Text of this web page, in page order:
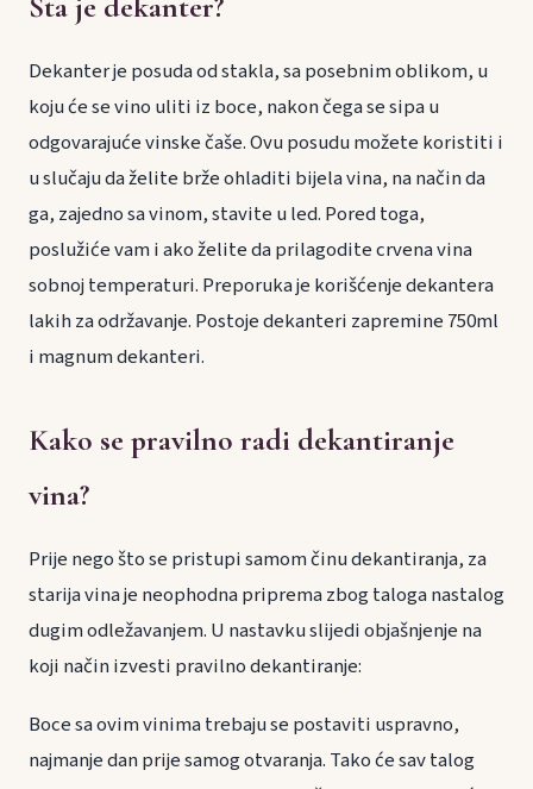
Dekanter je posuda od stakla, sa posebnim oblikom, u
koju će se vino uliti iz boce, nakon čega se sipa u
odgovarajuće vinske čaše. Ovu posudu možete koristiti i
u slučaju da želite brže ohladiti bijela vina, na način da
ga, zajedno sa vinom, stavite u led. Pored toga,
poslužiće vam i ako želite da prilagodite crvena vina
sobnoj temperaturi. Preporuka je korišćenje dekantera
lakih za održavanje. Postoje dekanteri zapremine 750ml
i magnum dekanteri.
Kako se pravilno radi dekantiranje
vina?
Prije nego što se pristupi samom činu dekantiranja, za
starija vina je neophodna priprema zbog taloga nastalog
dugim odležavanjem. U nastavku slijedi objašnjenje na
koji način izvesti pravilno dekantiranje:
Boce sa ovim vinima trebaju se postaviti uspravno,
najmanje dan prije samog otvaranja. Tako će sav talog